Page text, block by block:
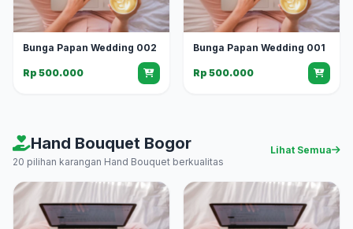
Bunga Papan Wedding 002
Rp 500.000
Bunga Papan Wedding 001
Rp 500.000
Hand Bouquet Bogor
20 pilihan karangan Hand Bouquet berkualitas
Lihat Semua